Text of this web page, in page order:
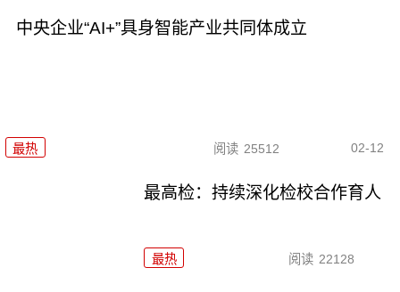
中央企业“AI+”具身智能产业共同体成立
最热 阅读 25512 02-12
最高检：持续深化检校合作育人
最热 阅读 22128